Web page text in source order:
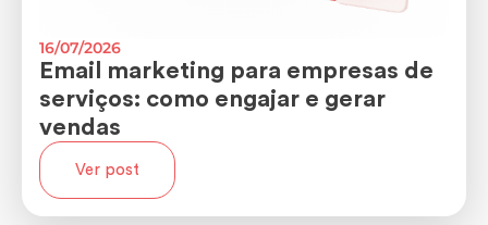
16/07/2026
Email marketing para empresas de
serviços: como engajar e gerar
vendas
Ver post